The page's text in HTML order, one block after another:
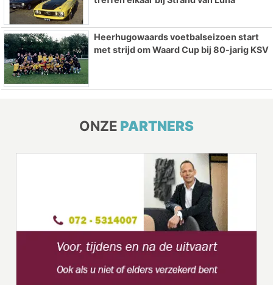
Heerhugowaards voetbalseizoen start
met strijd om Waard Cup bij 80-jarig KSV
ONZE PARTNERS